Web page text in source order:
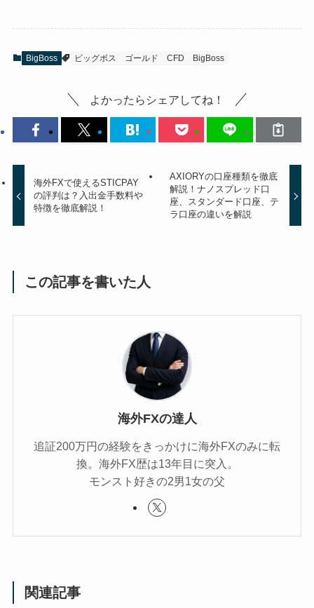
BigBoss ビッグボス ゴールド CFD BigBoss
よかったらシェアしてね！
海外FXで使えるSTICPAY
の評判は？入出金手数料や
特徴を徹底解説！
AXIORYの口座種類を徹底
解説！ナノスプレッド口
座、スタンダード口座、テ
ラ口座の違いを解説
この記事を書いた人
海外FXの達人
追証200万円の経験をきっかけに海外FXのみに転
換。海外FX歴は13年目に突入。
モンスト好きの2男1女の父
関連記事